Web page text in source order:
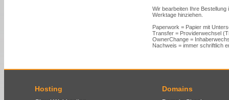
Wir bearbeiten Ihre
Werktage hinziehen.
Paperwork = Papier mit
Transfer = Providerwechsel
OwnerChange =
Nachweis = immer schriftlich
Hosting Domains